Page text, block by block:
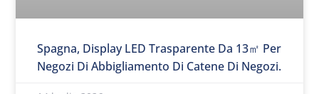
Spagna, Display LED Trasparente Da 13㎡ Per
Negozi Di Abbigliamento Di Catene Di Negozi.